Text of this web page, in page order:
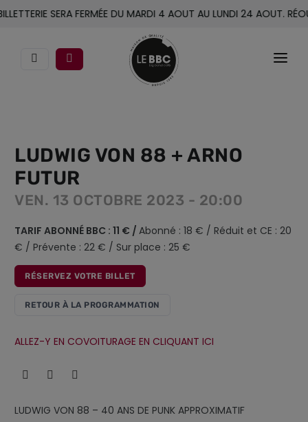
SERA FERMÉE DU MARDI 4 AOUT AU LUNDI 24 AOUT.
ACCOMPAGNEMENT
INFOS PRATIQUES
LUDWIG VON 88 + ARNO
FUTUR
VEN. 13 OCTOBRE 2023 - 20:00
TARIF ABONNÉ BBC : 11 € / Abonné : 18 € / Réduit et CE : 20
€ / Prévente : 22 € / Sur place : 25 €
RÉSERVEZ VOTRE BILLET
RETOUR À LA PROGRAMMATION
ALLEZ-Y EN COVOITURAGE EN CLIQUANT ICI
LUDWIG VON 88 – 40 ANS DE PUNK APPROXIMATIF